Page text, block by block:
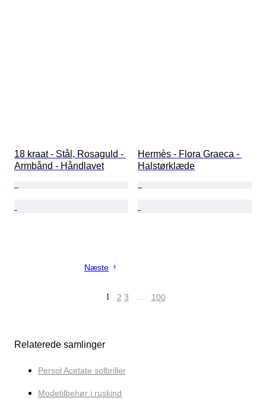
18 kraat - Stål, Rosaguld -
Armbånd - Håndlavet
Hermès - Flora Graeca -
Halstørklæde
Næste
1 2 3 … 100
Relaterede samlinger
Persol Acetate solbriller
Modetilbehør i ruskind